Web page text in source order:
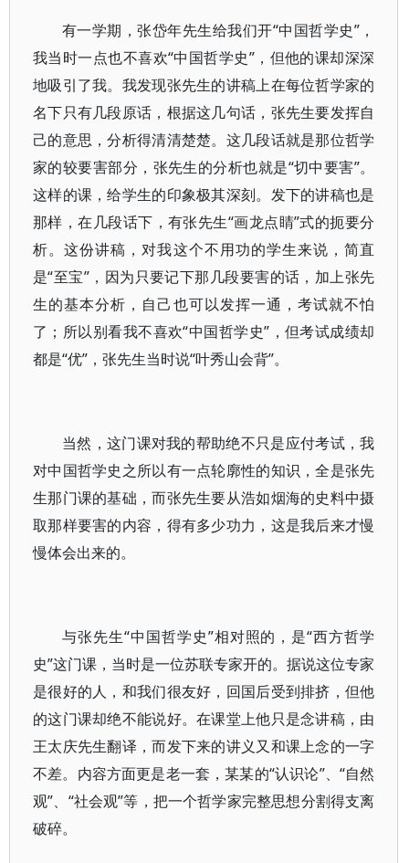
有一学期，张岱年先生给我们开“中国哲学史”，
我当时一点也不喜欢“中国哲学史”，但他的课却深深
地吸引了我。我发现张先生的讲稿上在每位哲学家的
名下只有几段原话，根据这几句话，张先生要发挥自
己的意思，分析得清清楚楚。这几段话就是那位哲学
家的较要害部分，张先生的分析也就是“切中要害”。
这样的课，给学生的印象极其深刻。发下的讲稿也是
那样，在几段话下，有张先生“画龙点睛”式的扼要分
析。这份讲稿，对我这个不用功的学生来说，简直
是“至宝”，因为只要记下那几段要害的话，加上张先
生的基本分析，自己也可以发挥一通，考试就不怕
了；所以别看我不喜欢“中国哲学史”，但考试成绩却
都是“优”，张先生当时说“叶秀山会背”。
当然，这门课对我的帮助绝不只是应付考试，我
对中国哲学史之所以有一点轮廓性的知识，全是张先
生那门课的基础，而张先生要从浩如烟海的史料中摄
取那样要害的内容，得有多少功力，这是我后来才慢
慢体会出来的。
与张先生“中国哲学史”相对照的，是“西方哲学
史”这门课，当时是一位苏联专家开的。据说这位专家
是很好的人，和我们很友好，回国后受到排挤，但他
的这门课却绝不能说好。在课堂上他只是念讲稿，由
王太庆先生翻译，而发下来的讲义又和课上念的一字
不差。内容方面更是老一套，某某的“认识论”、“自然
观”、“社会观”等，把一个哲学家完整思想分割得支离
破碎。